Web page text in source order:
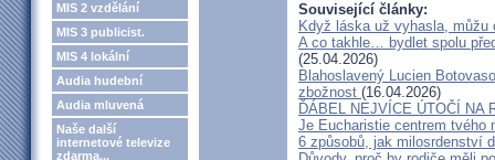
MIS 2 vzdělání
MIS 3 publicist.
MIS 4 lokální
Audia hudební
Audia mluvená
Naše další
internetové televize
zdarma...
Související články:
Když láska už vyhasla, můžu
A co takhle… bydlet spolu
(25.04.2026)
Blahoslavený Lucien
zbožnost (16.04.2026)
ĎÁBEL NEJVÍCE ÚTOČÍ NA
Je Eucharistie centrem tvého
6 způsobů, jak milosrdenství